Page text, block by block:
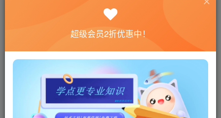
联网教程： 内附教程
单机教程： 内附教程
不懂的话联系客服！！！
在充满鱼雷与导弹的海战中体验《Pacific Warships》的
超级会员2折优惠中！